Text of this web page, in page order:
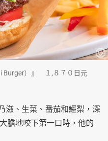
Burger）』 １,８７０日元
滋、生菜、番茄和鱷梨，深
膽地咬下第一口時，他的